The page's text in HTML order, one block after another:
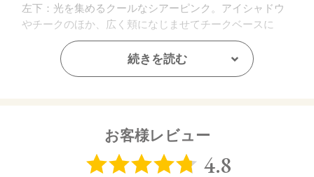
左下：光を集めるクールなシアーピンク。アイシャドウ
やチークのほか、広く頬になじませてチークベースに
右下：ブルーとピンクのパールが瞬くアイシーブルー。
肌への密着感にこだわったむにむに質感です。ハイライ
EX02 kasanari：可愛くて凛とした、多幸感あふれる表情へ
左上：ほのかな赤みを含んだニュートラルなココアベー
続きを読む
お客様レビュー